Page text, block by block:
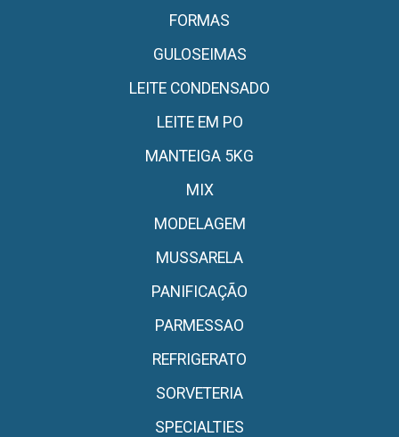
FORMAS
GULOSEIMAS
LEITE CONDENSADO
LEITE EM PO
MANTEIGA 5KG
MIX
MODELAGEM
MUSSARELA
PANIFICAÇÃO
PARMESSAO
REFRIGERATO
SORVETERIA
SPECIALTIES